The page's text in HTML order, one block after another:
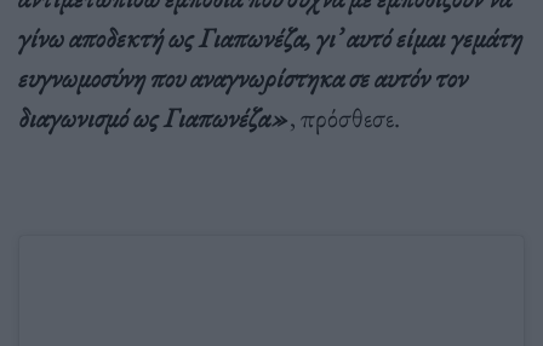
γίνω αποδεκτή ως Γιαπωνέζα, γι’ αυτό είμαι γεμάτη
ευγνωμοσύνη που αναγνωρίστηκα σε αυτόν τον
διαγωνισμό ως Γιαπωνέζα», πρόσθεσε.